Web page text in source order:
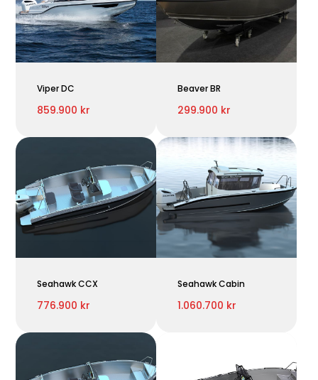
Viper DC
859.900 kr
Beaver BR
299.900 kr
Seahawk CCX
776.900 kr
Seahawk Cabin
1.060.700 kr